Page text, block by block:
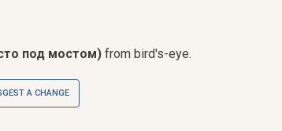
под мостом) from bird's-eye.
A CHANGE